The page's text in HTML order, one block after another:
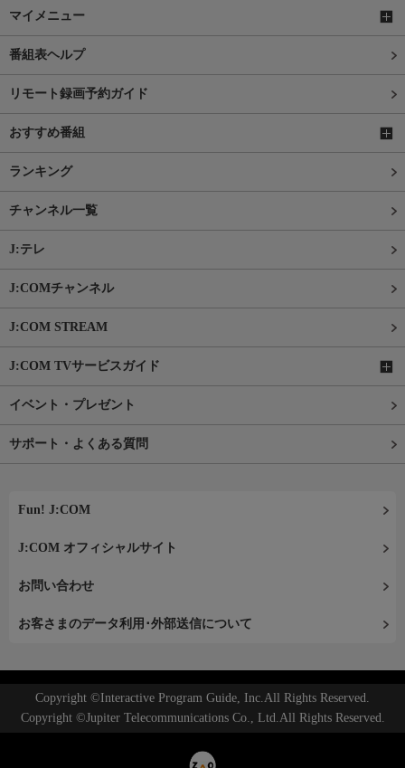
マイメニュー
番組表ヘルプ
リモート録画予約ガイド
おすすめ番組
ランキング
チャンネル一覧
J:テレ
J:COMチャンネル
J:COM STREAM
J:COM TVサービスガイド
イベント・プレゼント
サポート・よくある質問
Fun! J:COM
J:COM オフィシャルサイト
お問い合わせ
お客さまのデータ利用･外部送信について
Copyright ©Interactive Program Guide, Inc.All Rights Reserved.
Copyright ©Jupiter Telecommunications Co., Ltd.All Rights Reserved.